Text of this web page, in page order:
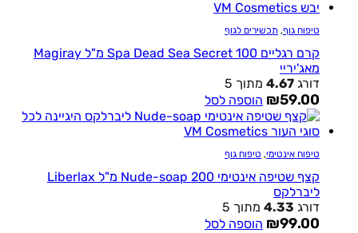
טיפוח גוף, תכשירים לגוף
קרם רגליים Spa Dead Sea Secret 100 מ"ל Magiray
מאג'יריי
דורג 4.67 מתוך 5
₪59.00 הוספה לסל
טיפוח אינטימי, טיפוח גוף
קצף שטיפה אינטימי Nude-soap 200 מ"ל Liberlax
ליברלקס
דורג 4.33 מתוך 5
₪99.00 הוספה לסל